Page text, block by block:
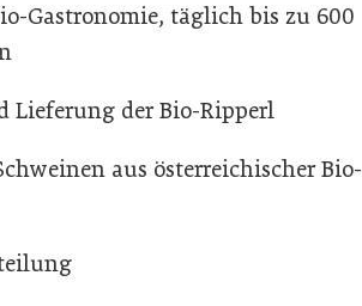
Gastronomie, täglich bis zu 600
Lieferung der Bio-Ripperl
aus österreichischer Bio-